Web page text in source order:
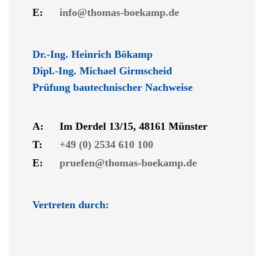
E:
info@thomas-boekamp.de
Dr.-Ing. Heinrich Bökamp
Dipl.-Ing. Michael Girmscheid
Prüfung bautechnischer Nachweise
A:
Im Derdel 13/15, 48161 Münster
T:
+49 (0) 2534 610 100
E:
pruefen@thomas-boekamp.de
Vertreten durch: